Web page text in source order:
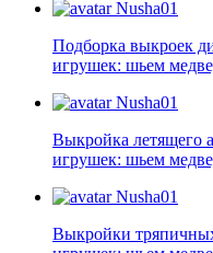
Nusha01
Подборка выкроек
игрушек: шьем
Nusha01
Выкройка летящего
игрушек: шьем
Nusha01
Выкройки